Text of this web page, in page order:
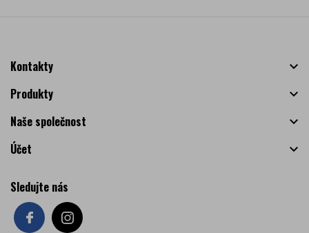
Kontakty

Produkty

Naše společnost

Účet

Sledujte nás